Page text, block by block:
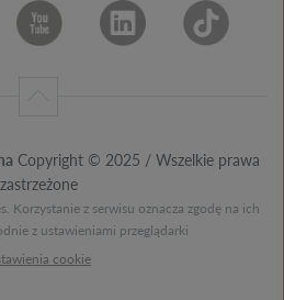
Copyright © 2025 / Wszelkie prawa
zastrzeżone
Korzystanie z serwisu oznacza zgodę na ich
z ustawieniami przeglądarki
cookie